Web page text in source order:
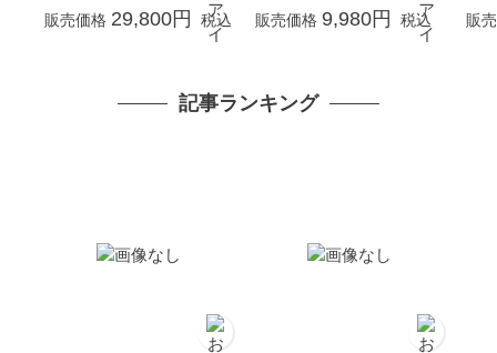
祭 本真珠 成人式 卒業式
入学式 母の日 プレゼン
販売価格 29,800円 税込
冠婚葬祭 成人式 卒業 入
園 入学式 母の日 プレゼ
ュアル 6月誕生石 金属ア
販売価格 9,980円 税込
結
販
記事ランキング